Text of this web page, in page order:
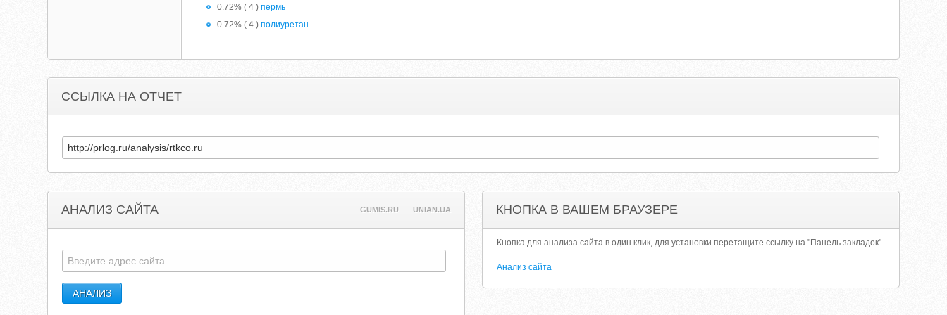
0.72% ( 4 )пермь
0.72% ( 4 )полиуретан
ССЫЛКА НА ОТЧЕТ
АНАЛИЗ САЙТА GUMIS.RU UNIAN.UA КНОПКА В ВАШЕМ БРАУЗЕРЕ
Кнопка для анализа сайта в один клик, для установки перетащите ссылку на "Панель закладок"
Анализ сайта